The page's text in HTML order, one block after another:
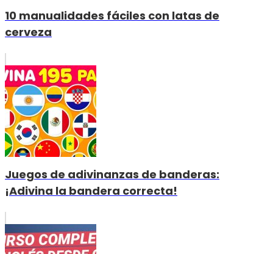
10 manualidades fáciles con latas de
cerveza
Juegos de adivinanzas de banderas:
¡Adivina la bandera correcta!